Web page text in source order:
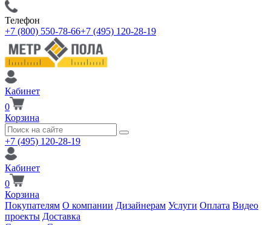
Телефон
+7 (800) 550-78-66+7 (495) 120-28-19
Кабинет
0
Корзина
+7 (495) 120-28-19
Кабинет
0
Корзина
Покупателям О компании Дизайнерам Услуги Оплата Видео
проекты Доставка